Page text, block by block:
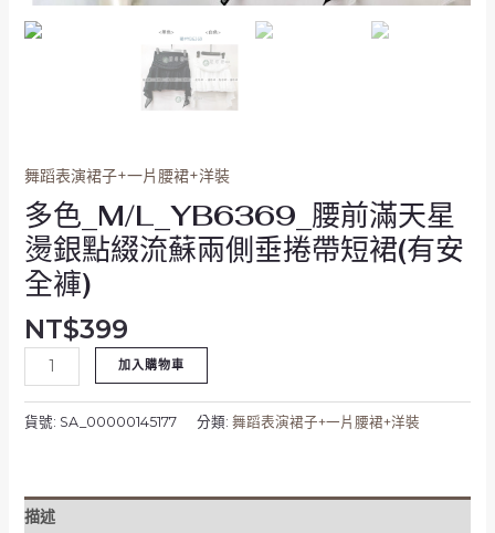
舞蹈表演裙子+一片腰裙+洋裝
多色_M/L_YB6369_腰前滿天星
燙銀點綴流蘇兩側垂捲帶短裙(有安
全褲)
NT$399
蘇
兩
短
裙
(有
安
全
褲)
數
量
加入購物車
貨號: SA_00000145177 分類: 舞蹈表演裙子+一片腰裙+洋裝
描述